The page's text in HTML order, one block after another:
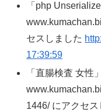
「php
セスしました
17:39:59
「直腸検査 女性
1446/ にアクセス